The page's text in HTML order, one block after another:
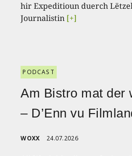
hir Expeditioun duerch
Journalistin [+]
PODCAST
Am Bistro mat der
– D’Enn vu
WOXX 24.07.2026